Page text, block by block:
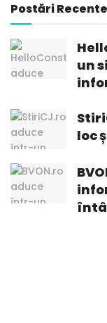
Postări Recente
un
loc